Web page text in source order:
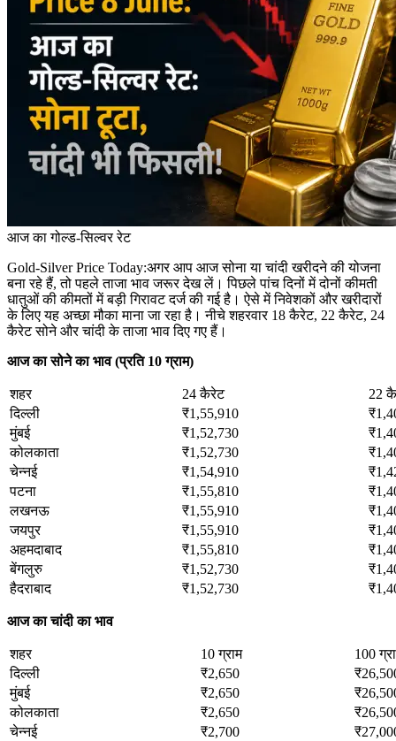
आज का गोल्ड-सिल्वर रेट
Gold-Silver Price Today:अगर आप आज सोना या चांदी खरीदने की योजना
बना रहे हैं, तो पहले ताजा भाव जरूर देख लें। पिछले पांच दिनों में दोनों कीमती
धातुओं की कीमतों में बड़ी गिरावट दर्ज की गई है। ऐसे में निवेशकों और खरीदारों
के लिए यह अच्छा मौका माना जा रहा है। नीचे शहरवार 18 कैरेट, 22 कैरेट, 24
कैरेट सोने और चांदी के ताजा भाव दिए गए हैं।
आज का सोने का भाव (प्रति 10 ग्राम)
शहर 24 कैरेट
22
दिल्ली
₹1,55,910
मुंबई
₹1,52,730
कोलकाता
₹1,52,730
चेन्नई
₹1,54,910
पटना
₹1,55,810
लखनऊ
₹1,55,910
जयपुर
₹1,55,910
अहमदाबाद
₹1,55,810
बेंगलुरु
₹1,52,730
हैदराबाद
₹1,52,730
आज का चांदी का भाव
शहर 10 ग्राम
100
दिल्ली
₹2,650
मुंबई
₹2,650
कोलकाता
₹2,650
चेन्नई
₹2,700